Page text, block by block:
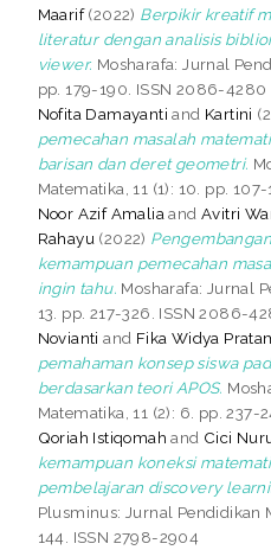
Maarif(2022) Berpikir kreatif
literatur dengan analisis
viewer. Mosharafa: Jurnal
pp. 179-190. ISSN 2086-4280
Nofita Damayanti and Kartini
pemecahan masalah
barisan dan deret geometri.
Matematika, 11 (1): 10. pp.
Noor Azif Amalia andAvitri
Rahayu (2022)
kemampuan pemecahan
ingin tahu. Mosharafa: Jurnal
13. pp. 217-326. ISSN 2086-
Novianti and Fika Widya
pemahaman konsep siswa
berdasarkan teori APOS.
Matematika, 11 (2): 6. pp.
Qoriah Istiqomah and Cici
kemampuan koneksi
pembelajaran discovery
Plusminus: Jurnal Pendidikan
144. ISSN 2798-2904